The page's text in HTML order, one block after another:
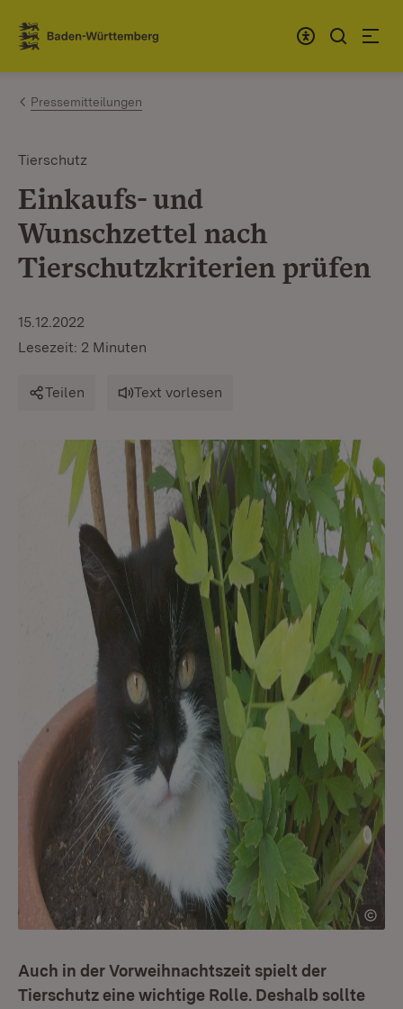
Zum Inhalt springen
Link zur Startseite
Pressemitteilungen
Tierschutz
Einkaufs- und
Wunschzettel nach
Tierschutzkriterien prüfen
15.12.2022
Lesezeit: 2 Minuten
Teilen Text vorlesen
Auch in der Vorweihnachtszeit spielt der
Tierschutz eine wichtige Rolle. Deshalb sollte